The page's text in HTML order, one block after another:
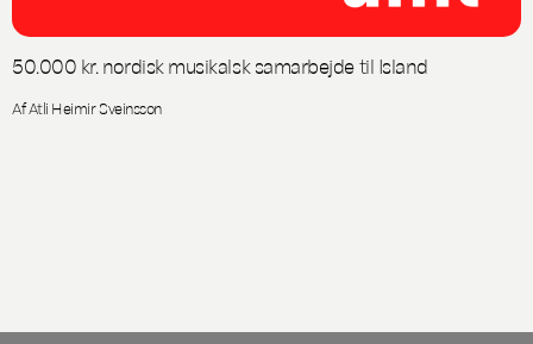
50.000 kr. nordisk musikalsk samarbejde til Island
Af Atli Heimir Sveinsson